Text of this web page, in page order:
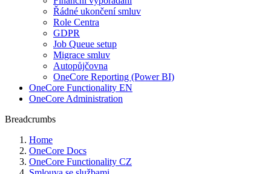
Řádné ukončení smluv
Role Centra
GDPR
Job Queue setup
Migrace smluv
Autopůjčovna
OneCore Reporting (Power BI)
OneCore Functionality EN
OneCore Administration
Breadcrumbs
Home
OneCore Docs
OneCore Functionality CZ